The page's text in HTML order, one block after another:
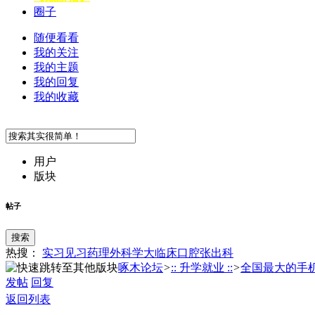
圈子
随便看看
我的关注
我的主题
我的回复
我的收藏
用户
版块
帖子
搜索
热搜： 实习 见习药理外科学大临床口腔张出科
啄木论坛>:: 升学就业 ::>全国最大的手
发帖 回复
返回列表